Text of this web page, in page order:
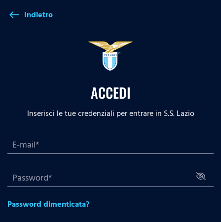
west Indietro
ACCEDI
Inserisci le tue credenziali per entrare in S.S. Lazio
Password dimenticata?